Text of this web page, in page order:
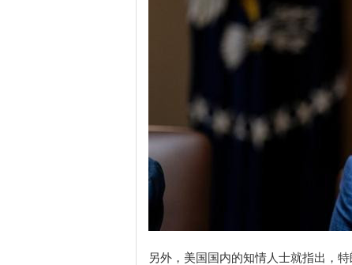
另外，美国国内的知情人士就指出，